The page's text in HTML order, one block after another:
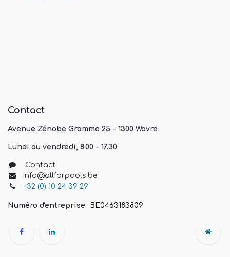
Contact
Avenue Zénobe Gramme 25 - 1300 Wavre
Lundi au vendredi, 8.00 - 17.30
Contact
info@allforpools.be
+32 (0) 10 24 39 29
Numéro d'entreprise BE0463183809